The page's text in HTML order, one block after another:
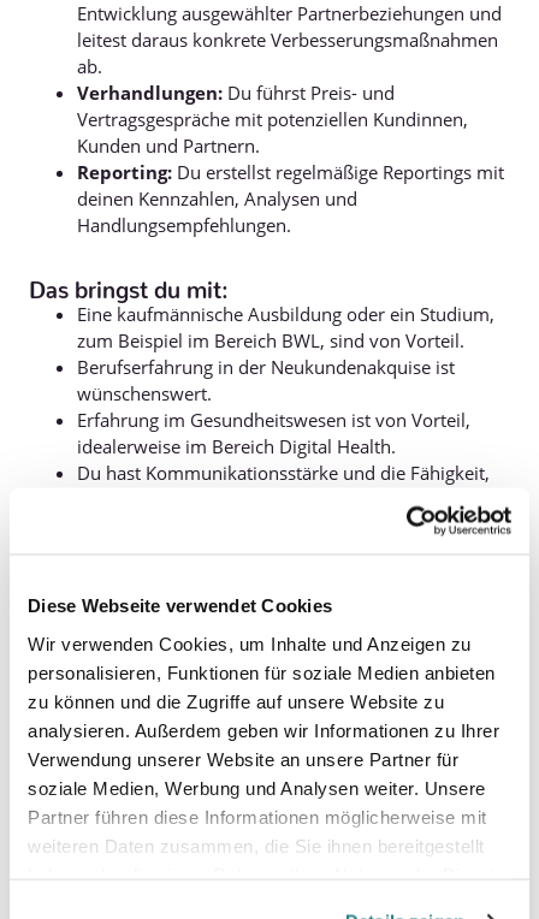
Diese Webseite verwendet Cookies
Wir verwenden Cookies, um Inhalte und Anzeigen zu
personalisieren, Funktionen für soziale Medien anbieten
zu können und die Zugriffe auf unsere Website zu
analysieren. Außerdem geben wir Informationen zu Ihrer
Verwendung unserer Website an unsere Partner für
soziale Medien, Werbung und Analysen weiter. Unsere
Partner führen diese Informationen möglicherweise mit
weiteren Daten zusammen, die Sie ihnen bereitgestellt
Entwicklung ausgewählter Partnerbeziehungen und
leitest daraus konkrete Verbesserungsmaßnahmen
ab.
Verhandlungen: Du führst Preis- und
Vertragsgespräche mit potenziellen Kundinnen,
Kunden und Partnern.
Reporting: Du erstellst regelmäßige Reportings mit
deinen Kennzahlen, Analysen und
Handlungsempfehlungen.
Das bringst du mit:
Eine kaufmännische Ausbildung oder ein Studium,
zum Beispiel im Bereich BWL, sind von Vorteil.
Berufserfahrung in der Neukundenakquise ist
wünschenswert.
Erfahrung im Gesundheitswesen ist von Vorteil,
idealerweise im Bereich Digital Health.
Du hast Kommunikationsstärke und die Fähigkeit,
Beziehungen aufzubauen, zu pflegen und langfristig
Du hast eine ausgeprägte Affinität für digitale
Themen und Interesse an neuen Entwicklungen.
Du trittst freundlich, gewinnend und selbstbewusst
auf.
Idealerweise hast du bereits Erfahrung im Umgang
mit CRM-Systemen.
Sehr gute Deutschkenntnisse in Wort und Schrift
sind zwingend erforderlich, mindestens auf B2-
Niveau.